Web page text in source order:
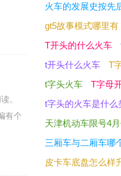
。
有个
火车的发展史按先
gt5故事模式哪里有
T开头的什么火车
t开头什么火车
T
t字头火车
T字母
t字头的火车是什么
天津机动车限号4
三厢车与二厢车哪
皮卡车底盘怎么样